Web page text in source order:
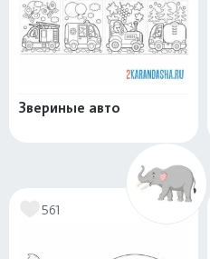
Звериные авто
561